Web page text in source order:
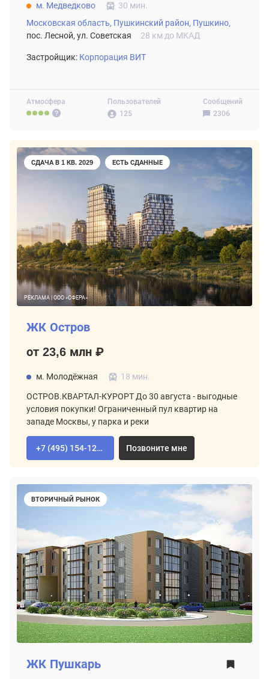
Атмосфера
Пользователей
125
Сообщений
2306
м. Медведково
30 мин.
Московская область, Пушкинский район, Пушкино,
пос. Лесной, ул. Советская
28 км до МКАД
Застройщик: Корпорация ВИТ
СДАЧА В 1 КВ. 2029 ЕСТЬ СДАННЫЕ
РЕКЛАМА | ООО «СФЕРА»
ЖК Остров
от 23,6 млн ₽
м. Молодёжная 18 мин.
ОСТРОВ.КВАРТАЛ-КУРОРТ До 30 августа - выгодные
условия покупки! Ограниченный пул квартир на
западе Москвы, у парка и реки
+7 (495) 154-12-80 Позвоните мне
ВТОРИЧНЫЙ РЫНОК
ЖК Пушкарь